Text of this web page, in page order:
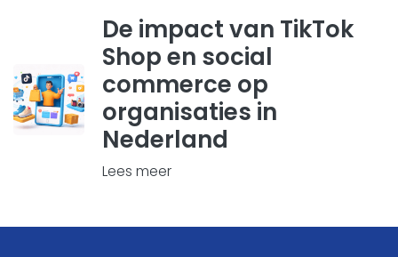
De impact van TikTok
Shop en social
commerce op
organisaties in
Nederland
Lees meer